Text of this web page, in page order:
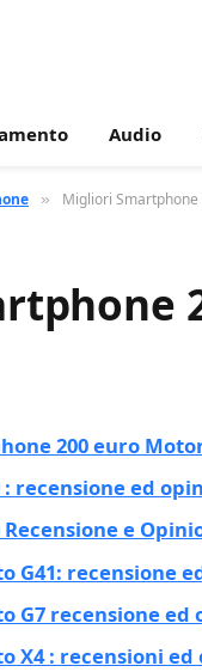
Audio
» Migliori
200 euro
: recensione ed
e
G41: recensione
G7 recensione ed
X4 : recensioni